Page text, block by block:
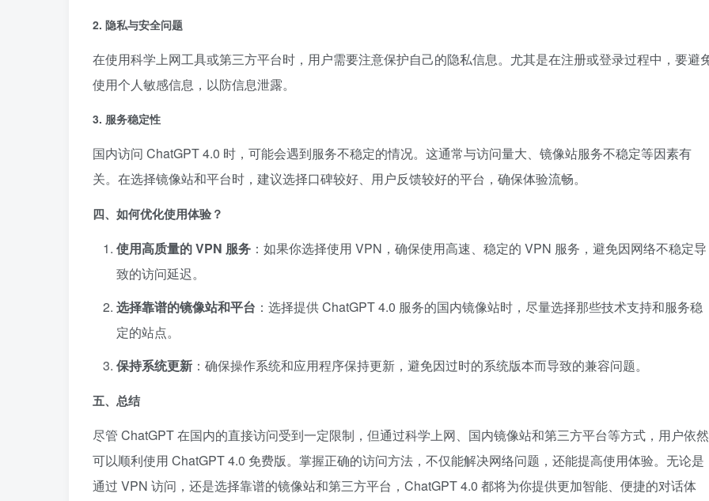
2. 隐私与安全问题
在使用科学上网工具或第三方平台时，用户需要注意保护自己的隐私信息。尤其是在注册或登录过程中，要避
使用个人敏感信息，以防信息泄露。
3. 服务稳定性
国内访问 ChatGPT 4.0 时，可能会遇到服务不稳定的情况。这通常与访问量大、镜像站服务不稳定等因素有
关。在选择镜像站和平台时，建议选择口碑较好、用户反馈较好的平台，确保体验流畅。
四、如何优化使用体验？
使用高质量的 VPN 服务 ：如果你选择使用 VPN，确保使用高速、稳定的 VPN 服务，避免因网络不稳定导
致的访问延迟。
选择靠谱的镜像站和平台 ：选择提供 ChatGPT 4.0 服务的国内镜像站时，尽量选择那些技术支持和服务稳
定的站点。
保持系统更新 ：确保操作系统和应用程序保持更新，避免因过时的系统版本而导致的兼容问题。
五、总结
尽管 ChatGPT 在国内的直接访问受到一定限制，但通过科学上网、国内镜像站和第三方平台等方式，用户依然
可以顺利使用 ChatGPT 4.0 免费版。掌握正确的访问方法，不仅能解决网络问题，还能提高使用体验。无论是
通过 VPN 访问，还是选择靠谱的镜像站和第三方平台，ChatGPT 4.0 都将为你提供更加智能、便捷的对话体